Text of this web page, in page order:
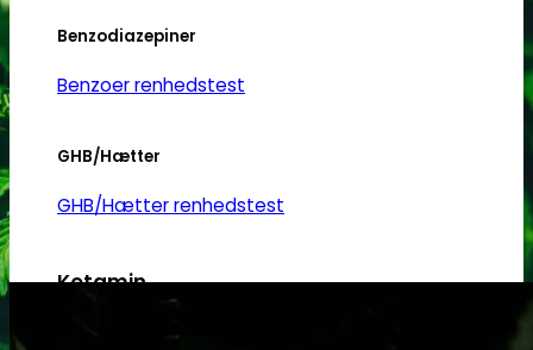
Benzodiazepiner
Benzoer renhedstest
GHB/Hætter
GHB/Hætter renhedstest
Ketamin
Ketamin renhedstest